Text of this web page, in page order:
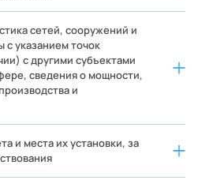
сетей, сооружений и
с указанием точок
с другими субъектами
сведения о мощности,
и
и места их установки, за